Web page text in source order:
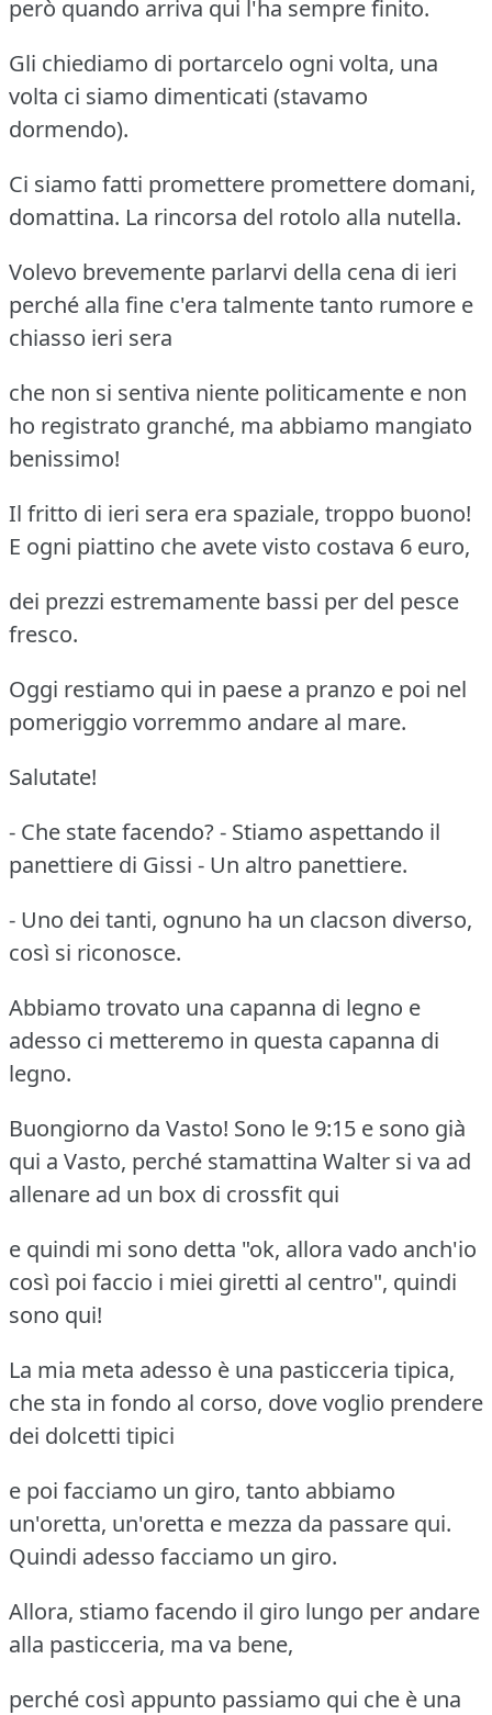
però quando arriva qui l'ha sempre finito.
Gli chiediamo di portarcelo ogni volta, una
volta ci siamo dimenticati (stavamo
dormendo).
Ci siamo fatti promettere promettere domani,
domattina. La rincorsa del rotolo alla nutella.
Volevo brevemente parlarvi della cena di ieri
perché alla fine c'era talmente tanto rumore e
chiasso ieri sera
che non si sentiva niente politicamente e non
ho registrato granché, ma abbiamo mangiato
benissimo!
Il fritto di ieri sera era spaziale, troppo buono!
E ogni piattino che avete visto costava 6 euro,
dei prezzi estremamente bassi per del pesce
fresco.
Oggi restiamo qui in paese a pranzo e poi nel
pomeriggio vorremmo andare al mare.
Salutate!
- Che state facendo? - Stiamo aspettando il
panettiere di Gissi - Un altro panettiere.
- Uno dei tanti, ognuno ha un clacson diverso,
così si riconosce.
Abbiamo trovato una capanna di legno e
adesso ci metteremo in questa capanna di
legno.
Buongiorno da Vasto! Sono le 9:15 e sono già
qui a Vasto, perché stamattina Walter si va ad
allenare ad un box di crossfit qui
e quindi mi sono detta "ok, allora vado anch'io
così poi faccio i miei giretti al centro", quindi
sono qui!
La mia meta adesso è una pasticceria tipica,
che sta in fondo al corso, dove voglio prendere
dei dolcetti tipici
e poi facciamo un giro, tanto abbiamo
un'oretta, un'oretta e mezza da passare qui.
Quindi adesso facciamo un giro.
Allora, stiamo facendo il giro lungo per andare
alla pasticceria, ma va bene,
perché così appunto passiamo qui che è una